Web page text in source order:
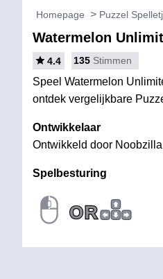
Homepage Puzzel
Watermelon
4.4 135 Stimmen
Speel Watermelon
ontdek vergelijkbare
Ontwikkelaar
Ontwikkeld door Noobzilla
Spelbesturing
OR